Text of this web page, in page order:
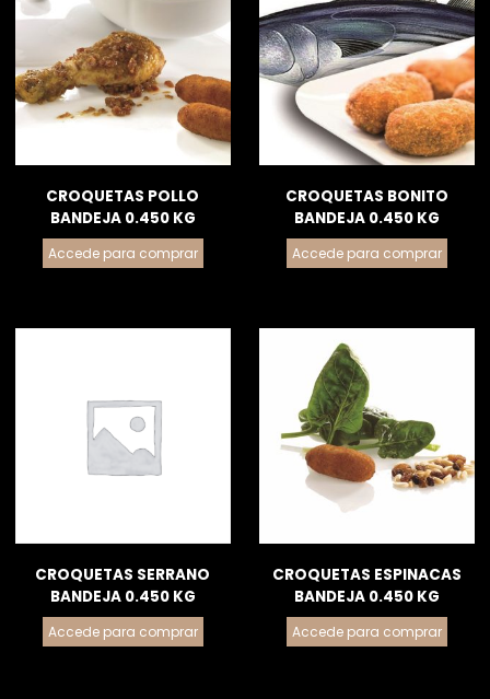
CROQUETAS POLLO
BANDEJA 0.450 KG
Accede para comprar
CROQUETAS BONITO
BANDEJA 0.450 KG
Accede para comprar
CROQUETAS SERRANO
BANDEJA 0.450 KG
Accede para comprar
CROQUETAS ESPINACAS
BANDEJA 0.450 KG
Accede para comprar